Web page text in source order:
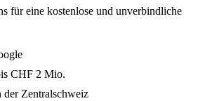
für eine kostenlose und unverbindliche
CHF 2 Mio.
der Zentralschweiz